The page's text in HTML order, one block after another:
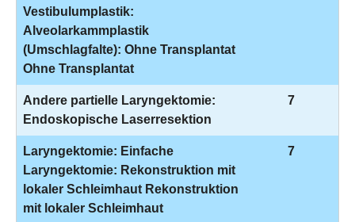
Vestibulumplastik:
Alveolarkammplastik
(Umschlagfalte): Ohne Transplantat
Ohne Transplantat
Andere partielle Laryngektomie:
Endoskopische Laserresektion
7
Laryngektomie: Einfache
Laryngektomie: Rekonstruktion mit
lokaler Schleimhaut Rekonstruktion
mit lokaler Schleimhaut
7